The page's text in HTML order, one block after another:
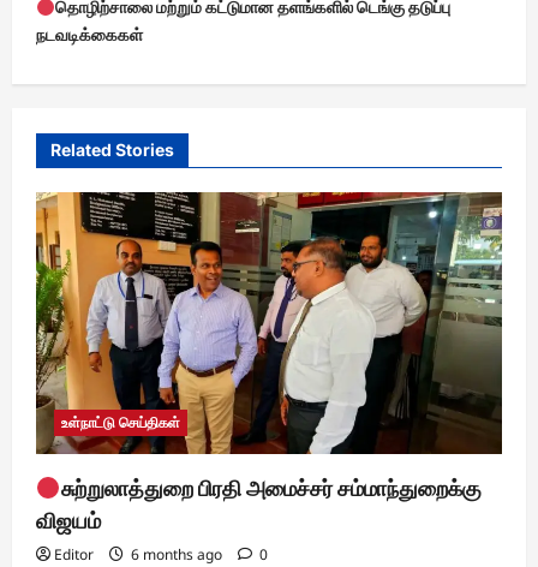
n
a
v
g
a
t
i
o
n
தொழிற்சாலை மற்றும் கட்டுமான தளங்களில் டெங்கு தடுப்பு
நடவடிக்கைகள்
Related Stories
உள்நாட்டு செய்திகள்
சுற்றுலாத்துறை பிரதி அமைச்சர் சம்மாந்துறைக்கு
விஜயம்
Editor 6 months ago 0